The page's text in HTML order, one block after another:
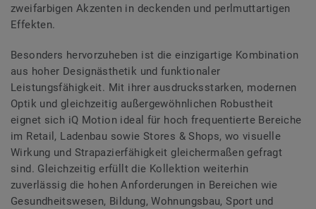
zweifarbigen Akzenten in deckenden und perlmuttartigen
Effekten.
Besonders hervorzuheben ist die einzigartige Kombination
aus hoher Designästhetik und funktionaler
Leistungsfähigkeit. Mit ihrer ausdrucksstarken, modernen
Optik und gleichzeitig außergewöhnlichen Robustheit
eignet sich iQ Motion ideal für hoch frequentierte Bereiche
im Retail, Ladenbau sowie Stores & Shops, wo visuelle
Wirkung und Strapazierfähigkeit gleichermaßen gefragt
sind. Gleichzeitig erfüllt die Kollektion weiterhin
zuverlässig die hohen Anforderungen in Bereichen wie
Gesundheitswesen, Bildung, Wohnungsbau, Sport und